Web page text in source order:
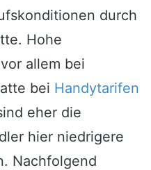
durch
Hohe
allem bei
bei Handytarifen
eher die
hier niedrigere
Nachfolgend